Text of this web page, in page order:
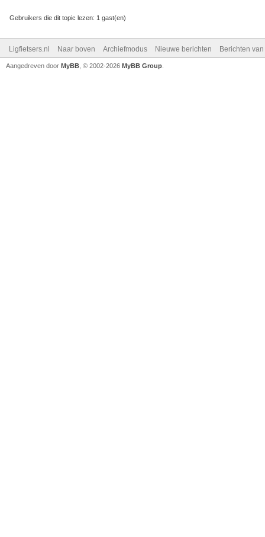
Gebruikers die dit topic lezen: 1 gast(en)
Ligfietsers.nl Naar boven Archiefmodus Nieuwe berichten Berichten
Aangedreven door MyBB , © 2002-2026 MyBB Group